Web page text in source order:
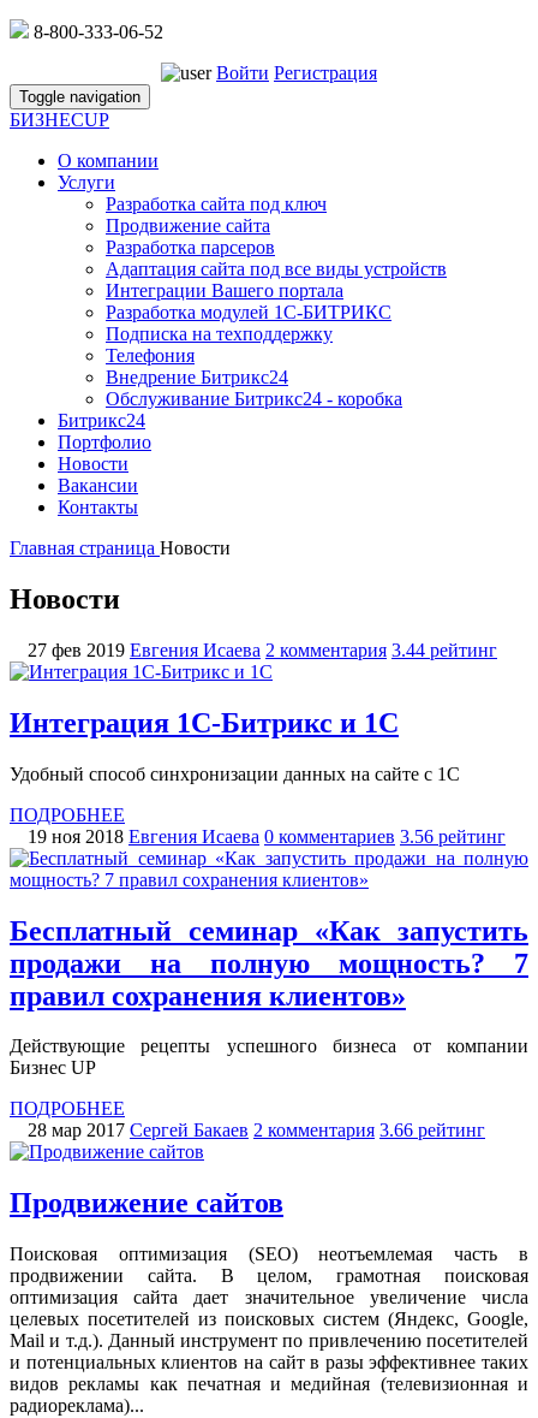
8-800-333-06-52
Войти Регистрация
Toggle navigation
БИЗНЕСUP
О компании
Услуги
Разработка сайта под ключ
Продвижение сайта
Разработка парсеров
Адаптация сайта под все виды устройств
Интеграции Вашего портала
Разработка модулей 1С-БИТРИКС
Подписка на техподдержку
Телефония
Внедрение Битрикс24
Обслуживание Битрикс24 - коробка
Битрикс24
Портфолио
Новости
Вакансии
Контакты
Главная страница Новости
Новости
27 фев 2019 Евгения Исаева 2 комментария 3.44 рейтинг
Интеграция 1С-Битрикс и 1С
Удобный способ синхронизации данных на сайте с 1С
ПОДРОБНЕЕ
19 ноя 2018 Евгения Исаева 0 комментариев 3.56 рейтинг
Бесплатный семинар «Как запустить
продажи на полную мощность? 7
правил сохранения клиентов»
Действующие рецепты успешного бизнеса от компании
Бизнес UP
ПОДРОБНЕЕ
28 мар 2017 Сергей Бакаев 2 комментария 3.66 рейтинг
Продвижение сайтов
Поисковая оптимизация (SEO) неотъемлемая часть в
продвижении сайта. В целом, грамотная поисковая
оптимизация сайта дает значительное увеличение числа
целевых посетителей из поисковых систем (Яндекс, Google,
Mail и т.д.). Данный инструмент по привлечению посетителей
и потенциальных клиентов на сайт в разы эффективнее таких
видов рекламы как печатная и медийная (телевизионная и
радиореклама)...